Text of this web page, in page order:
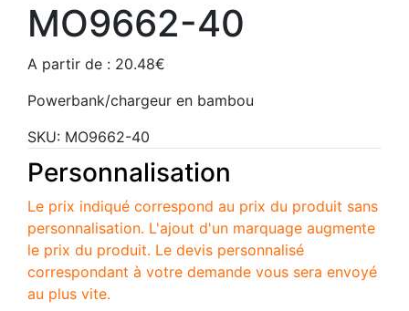
MO9662-40
A partir de : 20.48€
Powerbank/chargeur en bambou
SKU: MO9662-40
Personnalisation
Le prix indiqué correspond au prix du produit sans
personnalisation. L'ajout d'un marquage augmente
le prix du produit. Le devis personnalisé
correspondant à votre demande vous sera envoyé
au plus vite.